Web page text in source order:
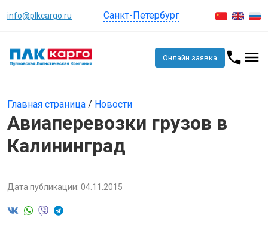
info@plkcargo.ru Санкт-Петербург
Онлайн заявка
Главная страница / Новости
Авиаперевозки грузов в
Калининград
Дата публикации: 04.11.2015